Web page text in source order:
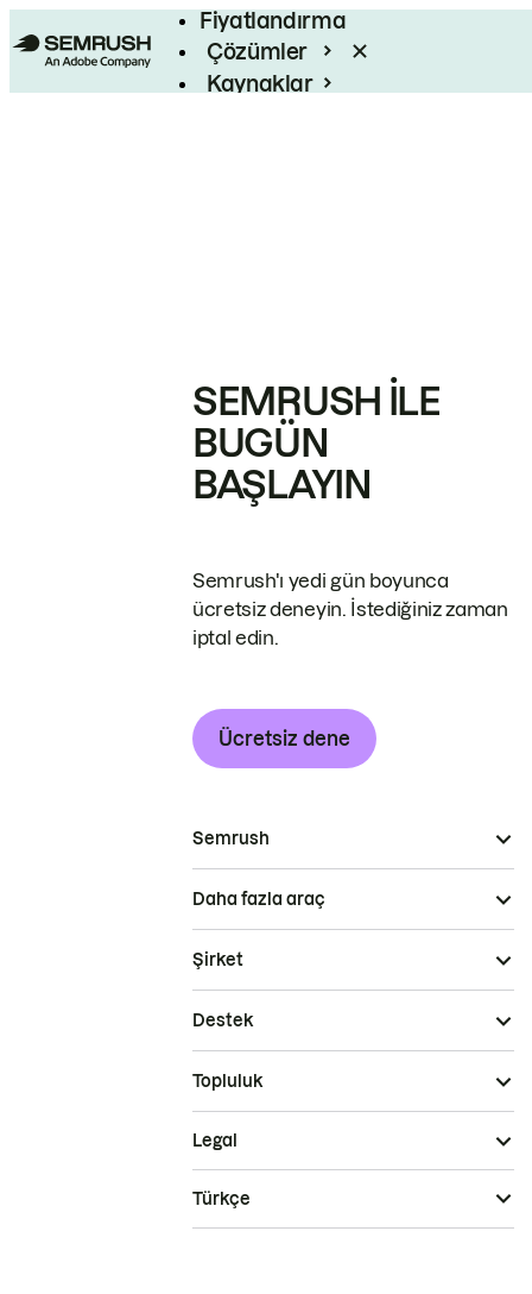
Fiyatlandırma
Çözümler
Kaynaklar
SEMRUSH ILE
BUGÜN
BAŞLAYIN
Semrush'ı yedi gün boyunca
ücretsiz deneyin. İstediğiniz zaman
iptal edin.
Ücretsiz dene
Semrush
Daha fazla araç
Şirket
Destek
Topluluk
Legal
Türkçe